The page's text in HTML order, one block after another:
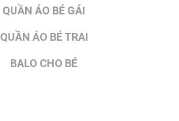
QUẦN ÁO BÉ GÁI
QUẦN ÁO BÉ TRAI
BALO CHO BÉ